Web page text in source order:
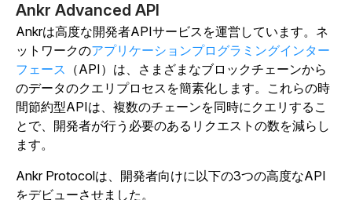
Ankr Advanced API
Ankrは高度な開発者APIサービスを運営しています。ネ
ットワークのアプリケーションプログラミングインター
フェース （API）は、さまざまなブロックチェーンから
のデータのクエリプロセスを簡素化します。これらの時
間節約型APIは、複数のチェーンを同時にクエリするこ
とで、開発者が行う必要のあるリクエストの数を減らし
ます。
Ankr Protocolは、開発者向けに以下の3つの高度なAPI
をデビューさせました。